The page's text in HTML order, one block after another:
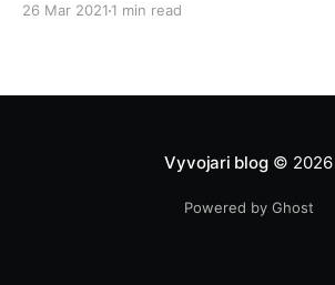
26 Mar 2021 1 min read
Vyvojari blog© 2026
Powered by Ghost